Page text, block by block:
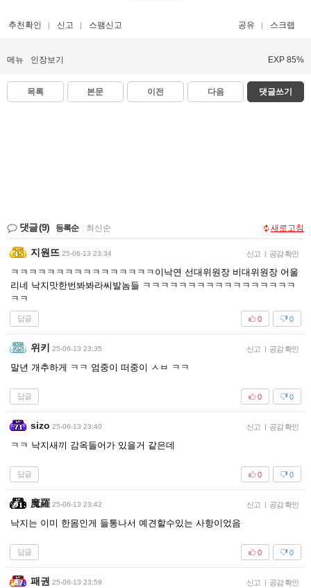
추천확인 신고 스팸신고 공유 스크랩
메뉴 인장보기 EXP 85%
목록 본문 이전 다음 댓글쓰기
댓글(9) 등록순 최신순 새로고침
지원뜨 25-06-13 23:34 신고 | 공감 확인
ㅋㅋㅋㅋㅋㅋㅋㅋㅋㅋㅋㅋㅋㅋㅋㅋ이낙연 선대위원장 비대위원장 어울
리네 낙지맛한번봐봐라씨발놈들 ㅋㅋㅋㅋㅋㅋㅋㅋㅋㅋㅋㅋㅋㅋㅋㅋㅋ
ㅋㅋ
답글 0
0
위키 25-06-13 23:35 신고 | 공감 확인
말년 개추하게 ㅋㅋ 엄중이 떠중이 ㅅㅂ ㅋㅋ
답글 0
0
sizo 25-06-13 23:40 신고 | 공감 확인
ㅋㅋ 낙지새끼 감옥들어가 있을거 같은데
답글 0
0
魔羅 25-06-13 23:42 신고 | 공감 확인
낙지는 이미 한몸인게 들통나서 예견할수있는 사항이었음
답글 0
0
패권 25-06-13 23:59 신고 | 공감 확인